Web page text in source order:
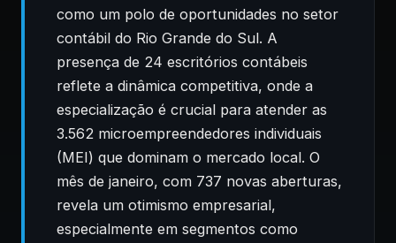
como um polo de oportunidades no setor
contábil do Rio Grande do Sul. A
presença de 24 escritórios contábeis
reflete a dinâmica competitiva, onde a
especialização é crucial para atender as
3.562 microempreendedores individuais
(MEI) que dominam o mercado local. O
mês de janeiro, com 737 novas aberturas,
revela um otimismo empresarial,
especialmente em segmentos como